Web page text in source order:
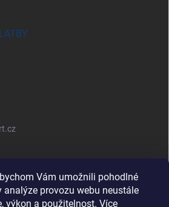
Vám umožnili pohodlné
analýze provozu webu neustále
výkon a použitelnost. Více